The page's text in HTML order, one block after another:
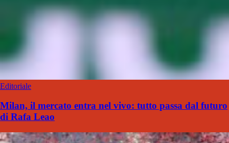
Editoriale
Milan, il mercato entra nel vivo: tutto passa dal futuro
di Rafa Leao